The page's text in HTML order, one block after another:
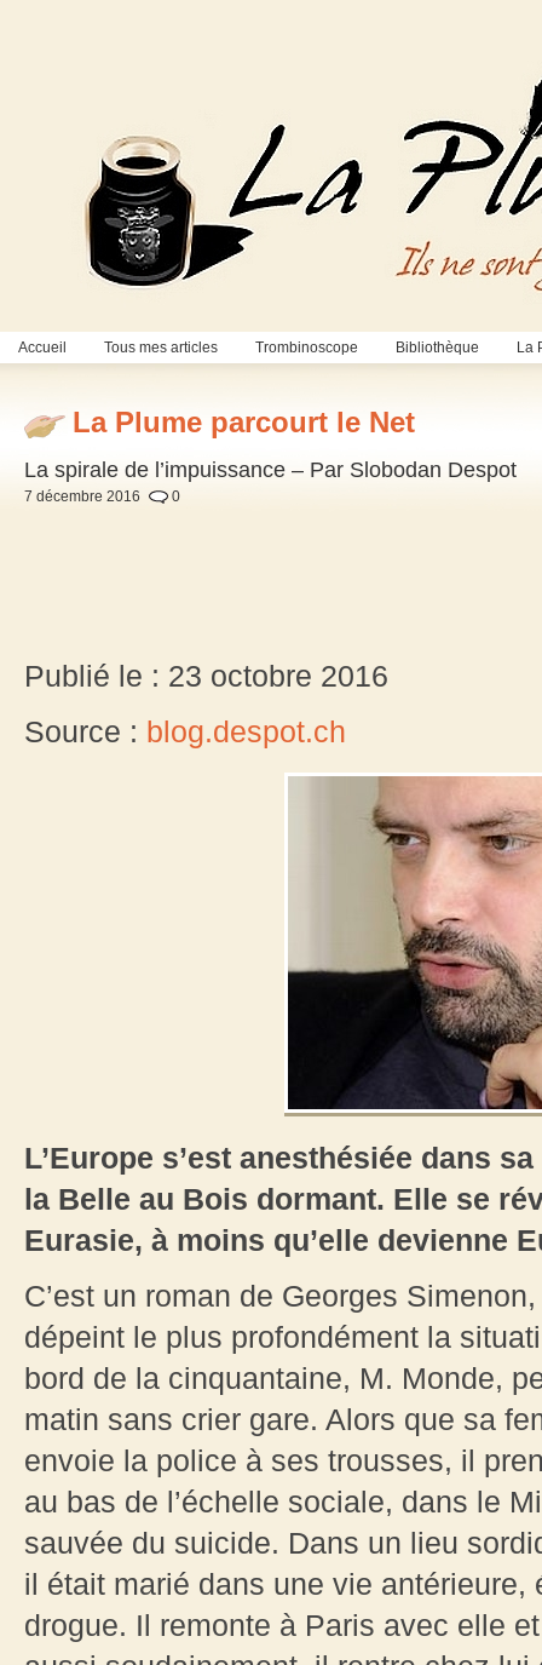
Accueil Tous mes articles Trombinoscope Bibliothèque La
La Plume parcourt le Net
La spirale de l’impuissance – Par Slobodan Despot
7 décembre 2016 0
Publié le : 23 octobre 2016
Source : blog.despot.ch
L’Europe s’est anesthésiée dans
la Belle au Bois dormant. Elle se
Eurasie, à moins qu’elle devienne
C’est un roman de Georges
dépeint le plus profondément la
bord de la cinquantaine, M. Monde,
matin sans crier gare. Alors que sa
envoie la police à ses trousses, il
au bas de l’échelle sociale, dans le
sauvée du suicide. Dans un lieu
il était marié dans une vie
drogue. Il remonte à Paris avec elle